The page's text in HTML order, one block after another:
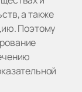
а также
Поэтому